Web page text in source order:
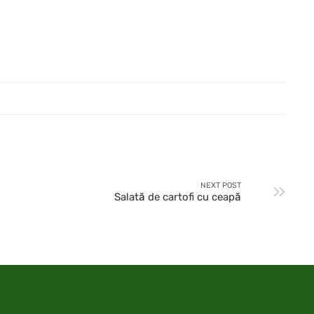
NEXT POST
Salată de cartofi cu ceapă